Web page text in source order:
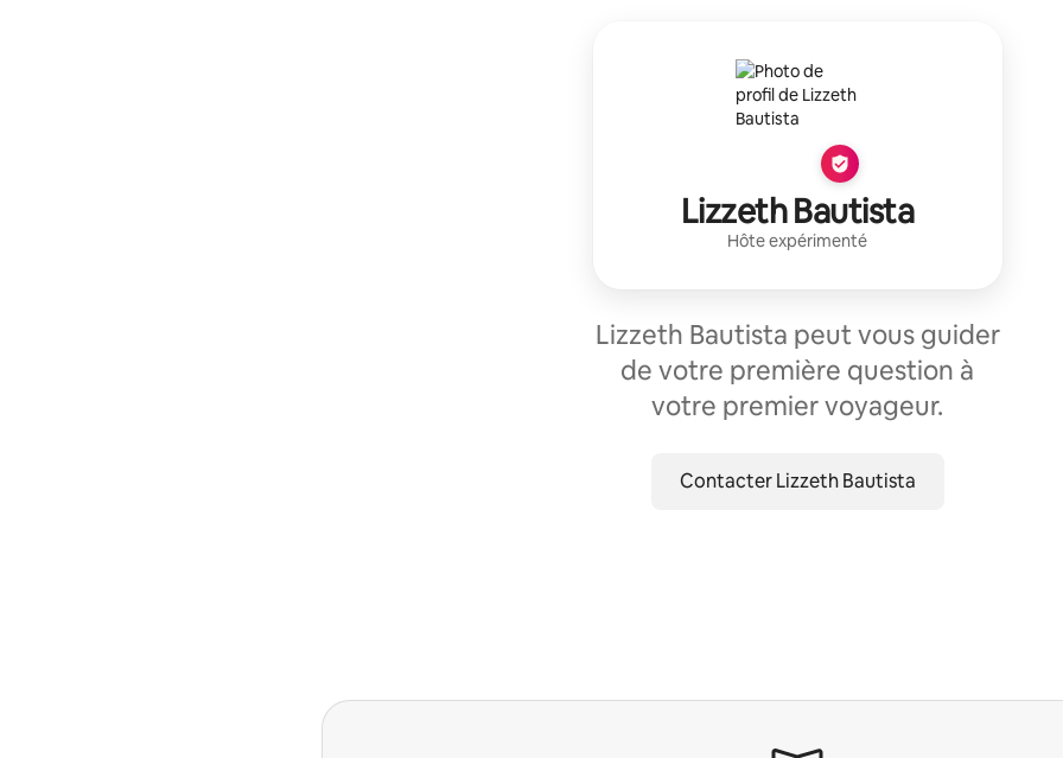
Lizzeth Bautista
Hôte expérimenté
Lizzeth Bautista peut vous guider
de votre première question à
votre premier voyageur.
Contacter Lizzeth Bautista